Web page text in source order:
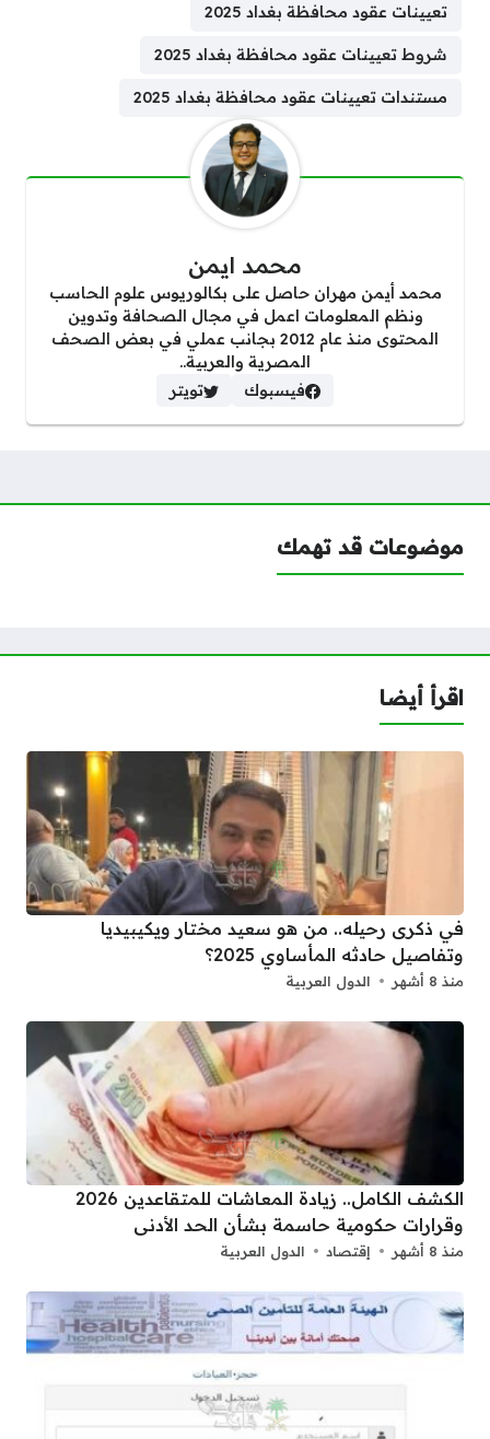
تعيينات عقود محافظة بغداد 2025
شروط تعيينات عقود محافظة بغداد 2025
مستندات تعيينات عقود محافظة بغداد 2025
محمد ايمن
محمد أيمن مهران حاصل على بكالوريوس علوم الحاسب
ونظم المعلومات اعمل في مجال الصحافة وتدوين
المحتوى منذ عام 2012 بجانب عملي في بعض الصحف
المصرية والعربية..
فيسبوك
تويتر
موضوعات قد تهمك
اقرأ أيضا
في ذكرى رحيله.. من هو سعيد مختار ويكيبيديا
وتفاصيل حادثه المأساوي 2025؟
منذ 8 أشهر الدول العربية
الكشف الكامل.. زيادة المعاشات للمتقاعدين 2026
وقرارات حكومية حاسمة بشأن الحد الأدنى
منذ 8 أشهر إقتصاد الدول العربية